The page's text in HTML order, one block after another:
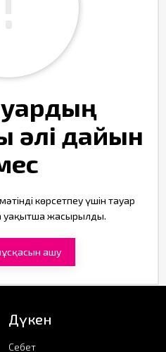
әлі дайын
көрсетпеу үшін тауар
уақытша жасырылды.
ашу
Дүкен
Себет